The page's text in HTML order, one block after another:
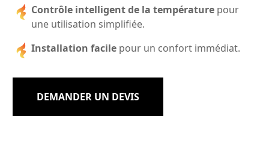
Contrôle intelligent de la température pour
une utilisation simplifiée.
Installation facile pour un confort immédiat.
DEMANDER UN DEVIS